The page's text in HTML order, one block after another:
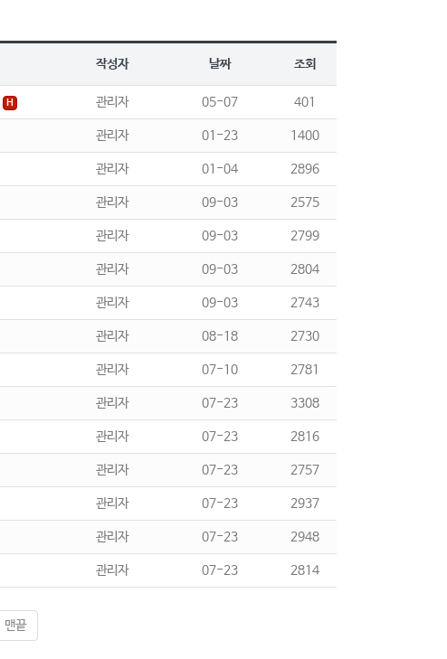
작성자 날짜 조회
H 관리자 05-07 401
관리자 01-23 1400
관리자 01-04 2896
관리자 09-03 2575
관리자 09-03 2799
관리자 09-03 2804
관리자 09-03 2743
관리자 08-18 2730
관리자 07-10 2781
관리자 07-23 3308
관리자 07-23 2816
관리자 07-23 2757
관리자 07-23 2937
관리자 07-23 2948
관리자 07-23 2814
맨끝